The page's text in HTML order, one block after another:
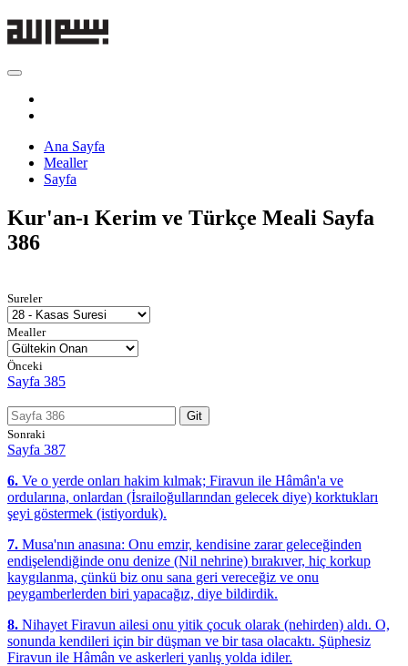
Ana Sayfa
Mealler
Sayfa
Kur'an-ı Kerim ve Türkçe Meali Sayfa
386
Sureler
Mealler
Önceki
Sayfa 385
Git
Sonraki
Sayfa 387
6. Ve o yerde onları hakim kılmak; Firavun ile Hâmân'a ve
ordularına, onlardan (İsrailoğullarından gelecek diye) korktukları
şeyi göstermek (istiyorduk).
7. Musa'nın anasına: Onu emzir, kendisine zarar geleceğinden
endişelendiğinde onu denize (Nil nehrine) bırakıver, hiç korkup
kaygılanma, çünkü biz onu sana geri vereceğiz ve onu
peygamberlerden biri yapacağız, diye bildirdik.
8. Nihayet Firavun ailesi onu yitik çocuk olarak (nehirden) aldı. O,
sonunda kendileri için bir düşman ve bir tasa olacaktı. Şüphesiz
Firavun ile Hâmân ve askerleri yanlış yolda idiler.